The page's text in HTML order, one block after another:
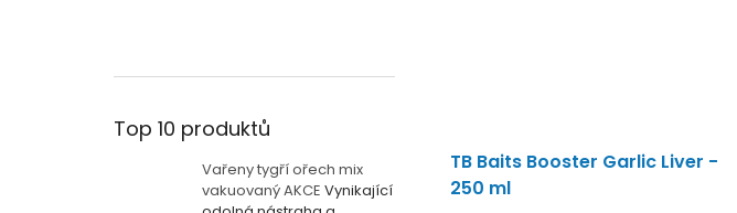
Top 10 produktů
Vařeny tygří ořech mix
vakuovaný AKCE Vynikající
TB Baits Booster Garlic Liver -
250 ml